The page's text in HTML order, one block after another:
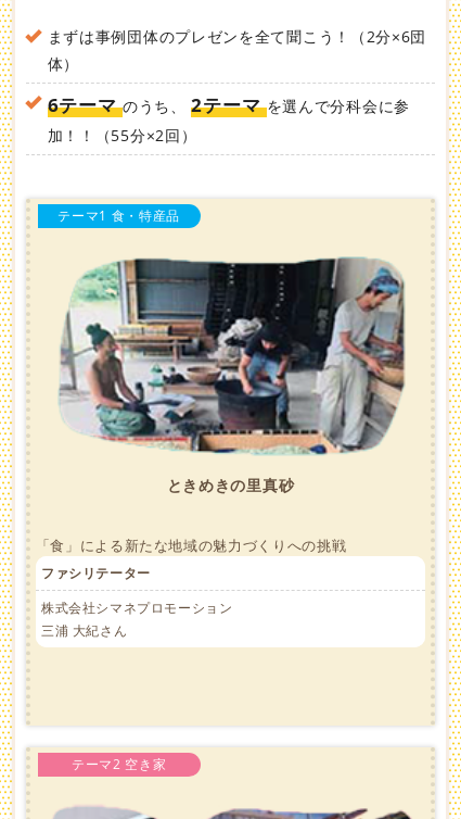
まずは事例団体のプレゼンを全て聞こう！（2分×6団
体）
6テーマのうち、2テーマを選んで分科会に参
加！！（55分×2回）
テーマ1 食・特産品
ときめきの里真砂
「食」による新たな地域の魅力づくりへの挑戦
ファシリテーター
株式会社シマネプロモーション
三浦 大紀さん
テーマ2 空き家